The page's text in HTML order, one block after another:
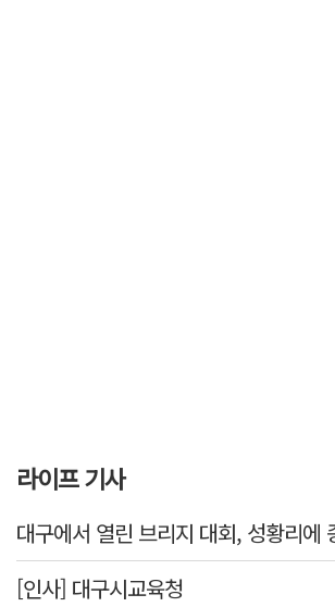
라이프 기사
대구에서 열린 브리지 대회, 성황리에
[인사] 대구시교육청